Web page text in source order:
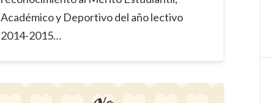
Académico y Deportivo del año lectivo
2014-2015…